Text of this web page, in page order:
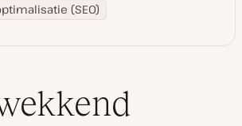
(SEO)